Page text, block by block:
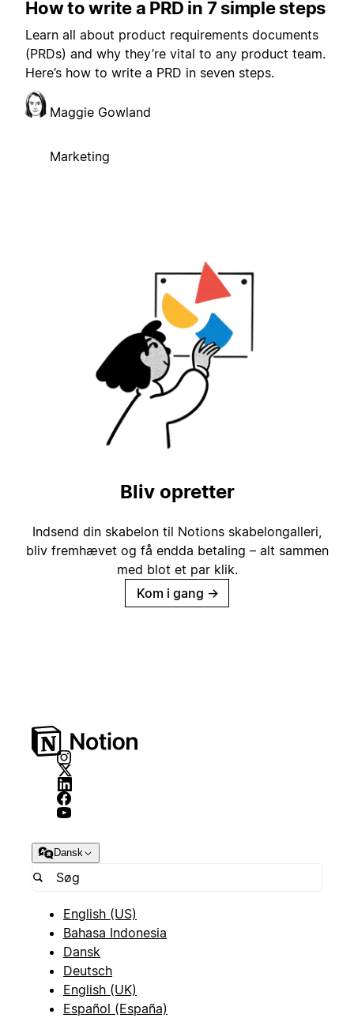
How to write a PRD in 7 simple steps
Learn all about product requirements documents
(PRDs) and why they’re vital to any product team.
Here’s how to write a PRD in seven steps.
Maggie Gowland
Marketing
Bliv opretter
Indsend din skabelon til Notions skabelongalleri,
bliv fremhævet og få endda betaling – alt sammen
med blot et par klik.
Kom i gang →
Dansk
English (US)
Bahasa Indonesia
Dansk
Deutsch
English (UK)
Español (España)